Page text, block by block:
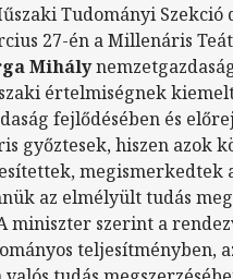
Tudományi
27-én a Millenáris
Mihály
értelmiségnek
fejlődésében és
győztesek, hiszen azok
megismerkedtek
az elmélyült tudás
miniszter szerint a
teljesítményben,